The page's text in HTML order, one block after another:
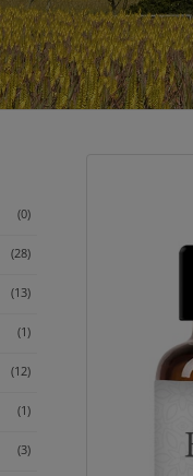
(0)
(28)
(13)
(1)
(12)
(1)
(3)